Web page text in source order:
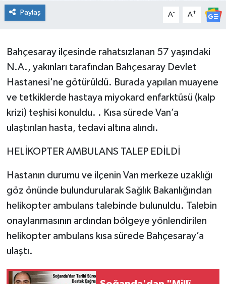
Paylaş A- A+
Bahçesaray ilçesinde rahatsızlanan 57 yaşındaki
N.A., yakınları tarafından Bahçesaray Devlet
Hastanesi'ne götürüldü. Burada yapılan muayene
ve tetkiklerde hastaya miyokard enfarktüsü (kalp
krizi) teşhisi konuldu. . Kısa sürede Van’a
ulaştırılan hasta, tedavi altına alındı.
HELİKOPTER AMBULANS TALEP EDİLDİ
Hastanın durumu ve ilçenin Van merkeze uzaklığı
göz önünde bulundurularak Sağlık Bakanlığından
helikopter ambulans talebinde bulunuldu. Talebin
onaylanmasının ardından bölgeye yönlendirilen
helikopter ambulans kısa sürede Bahçesaray’a
ulaştı.